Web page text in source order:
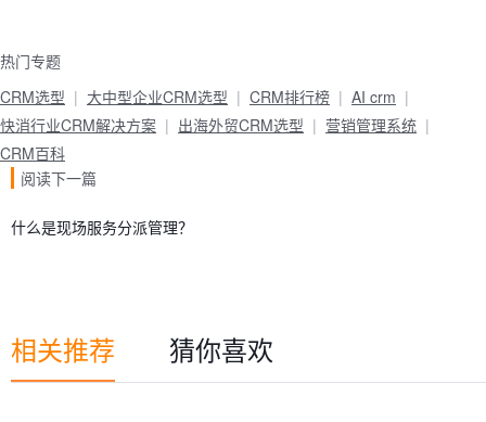
热门专题
CRM选型
大中型企业CRM选型 CRM排行榜
AI crm
快消行业CRM解决方案
出海外贸CRM选型
营销管理系统
CRM百科
阅读下一篇
什么是现场服务分派管理？
相关推荐 猜你喜欢